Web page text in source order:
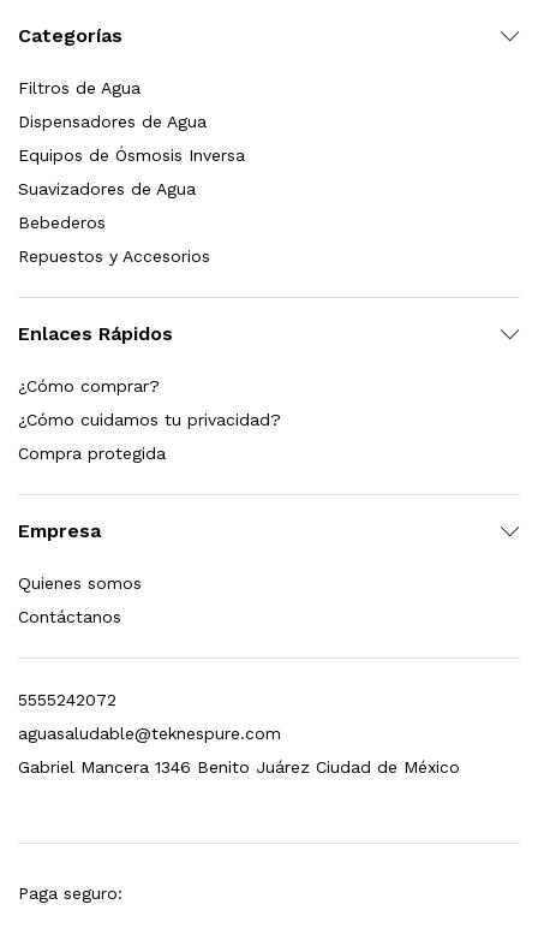
Categorías
Filtros de Agua
Dispensadores de Agua
Equipos de Ósmosis Inversa
Suavizadores de Agua
Bebederos
Repuestos y Accesorios
Enlaces Rápidos
¿Cómo comprar?
¿Cómo cuidamos tu privacidad?
Compra protegida
Empresa
Quienes somos
Contáctanos
5555242072
aguasaludable@teknespure.com
Gabriel Mancera 1346 Benito Juárez Ciudad de México
Paga seguro:
Cafetera (Cartucho de Repuesto)
2,899.00
al carrito
SS304 Natural Cepillado | Agua Purificada
699.00
L/h, con filtración Welltek WT-WFS600-4S